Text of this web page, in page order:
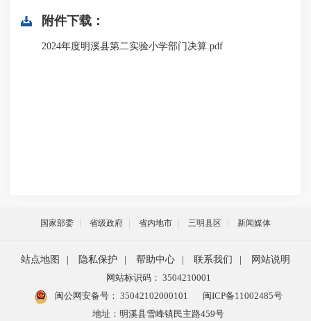
附件下载：
2024年度明溪县第二实验小学部门决算.pdf
国家部委 省级政府 省内地市 三明县区 新闻媒体
站点地图 隐私保护 帮助中心 联系我们
网站说明
网站标识码： 3504210001
闽公网安备号： 35042102000101
闽ICP备11002485号
地址：明溪县雪峰镇民主路459号